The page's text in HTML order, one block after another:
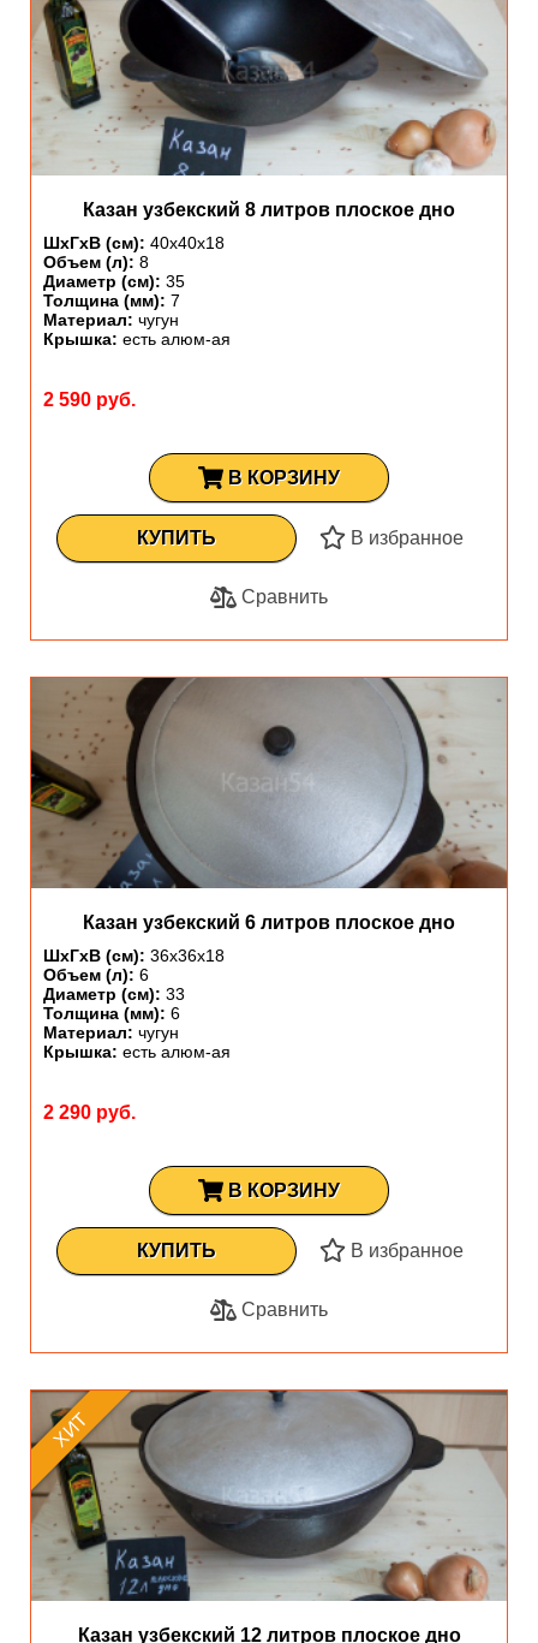
Казан узбекский 8 литров плоское дно
ШхГхВ (см): 40х40х18
Объем (л): 8
Диаметр (см): 35
Толщина (мм): 7
Материал: чугун
Крышка: есть алюм-ая
2 590 руб.
В КОРЗИНУ
КУПИТЬ В избранное
Сравнить
Казан узбекский 6 литров плоское дно
ШхГхВ (см): 36х36х18
Объем (л): 6
Диаметр (см): 33
Толщина (мм): 6
Материал: чугун
Крышка: есть алюм-ая
2 290 руб.
В КОРЗИНУ
КУПИТЬ В избранное
Сравнить
ХИТ
Казан узбекский 12 литров плоское дно